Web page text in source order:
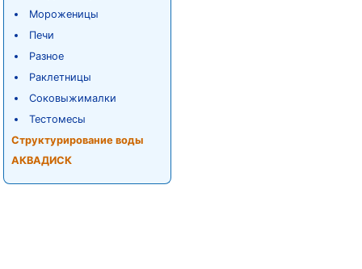
Мороженицы
Печи
Разное
Раклетницы
Соковыжималки
Тестомесы
Структурирование воды
АКВАДИСК